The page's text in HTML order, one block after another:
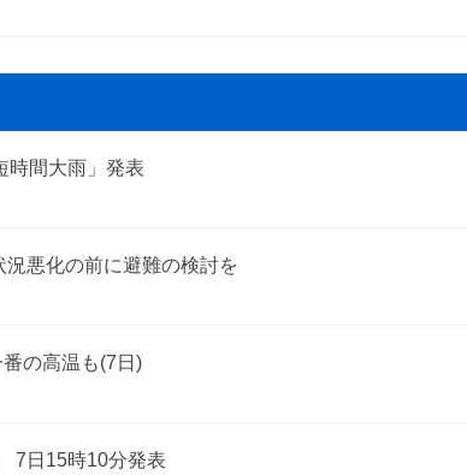
時間大雨」発表
悪化の前に避難の検討を
の高温も(7日)
7日15時10分発表